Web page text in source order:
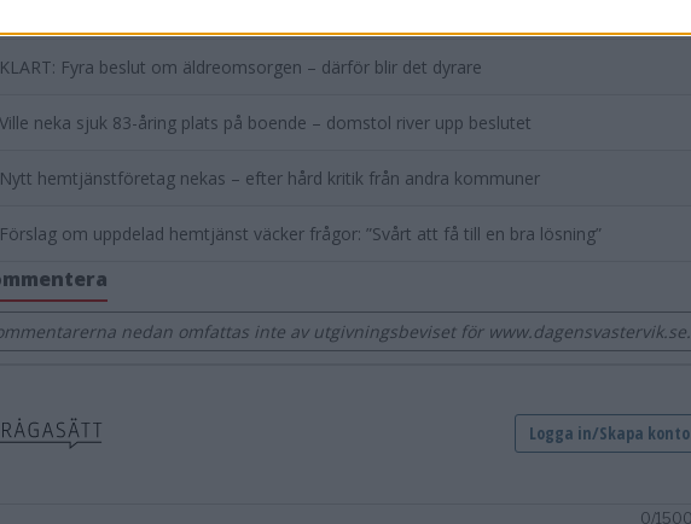
KLART: Fyra beslut om äldreomsorgen – därför blir det dyrare
Ville neka sjuk 83-åring plats på boende – domstol river upp beslutet
Nytt hemtjänstföretag nekas – efter hård kritik från andra kommuner
Förslag om uppdelad hemtjänst väcker frågor: ”Svårt att få till en bra lösning”
nedan omfattas inte av utgivningsbeviset för www.dagensvastervik.se.